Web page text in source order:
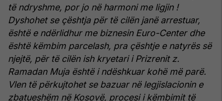
të ndryshme, por jo në harmoni me ligjin !
Dyshohet se çështja për të cilën janë arrestuar,
është e ndërlidhur me biznesin Euro-Center dhe
është këmbim parcelash, pra çështje e natyrës së
njejtë, për të cilën ish kryetari i Prizrenit z.
Ramadan Muja është i ndëshkuar kohë më parë.
Vlen të përkujtohet se bazuar në legjislacionin e
zbatueshëm në Kosovë, procesi i këmbimit të